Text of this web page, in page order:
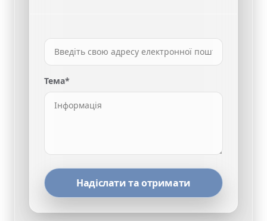
Тема*
Надіслати та отримати